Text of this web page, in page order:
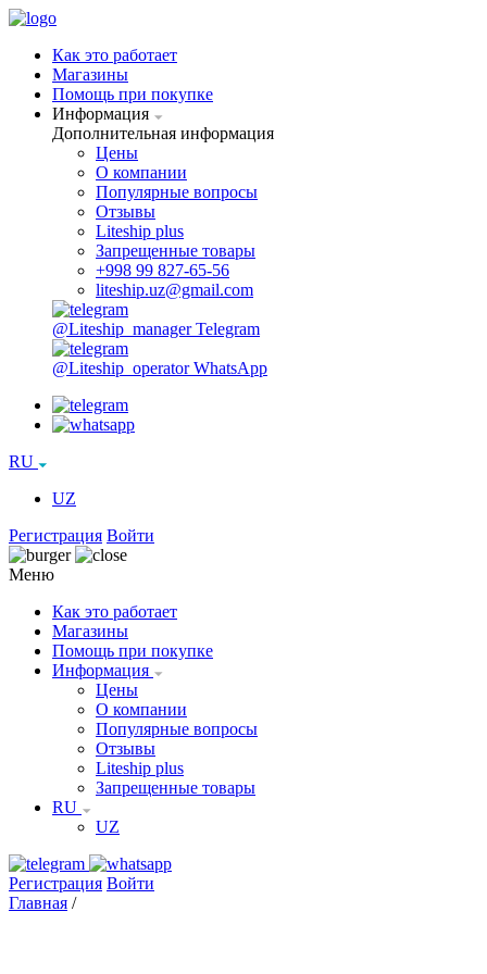
Как это работает
Магазины
Помощь при покупке
Информация
Дополнительная информация
Цены
О компании
Популярные вопросы
Отзывы
Liteship plus
Запрещенные товары
+998 99 827-65-56
liteship.uz@gmail.com
@Liteship_manager Telegram
@Liteship_operator WhatsApp
RU
UZ
Регистрация Войти
Меню
Как это работает
Магазины
Помощь при покупке
Информация
Цены
О компании
Популярные вопросы
Отзывы
Liteship plus
Запрещенные товары
RU
UZ
Регистрация Войти
Главная /